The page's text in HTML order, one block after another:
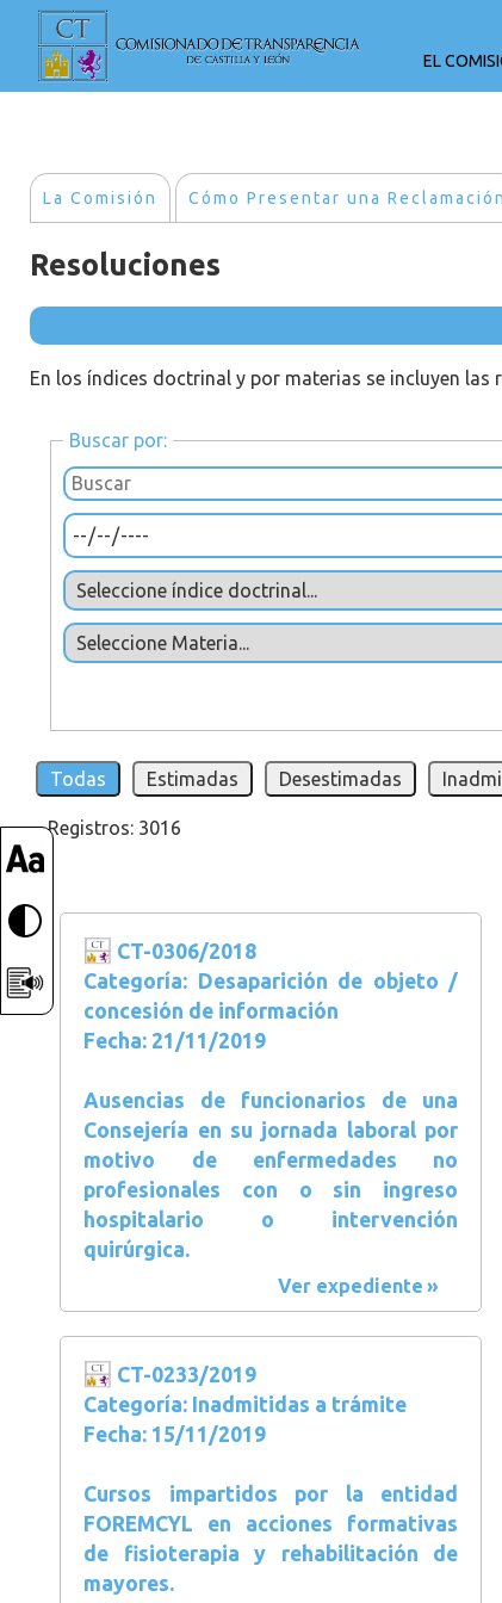
EL
La Comisión Cómo Presentar una Reclamación
Resoluciones
En los índices doctrinal y por materias se incluyen
Buscar por:
Todas Estimadas Desestimadas
Registros: 3016
CT-0306/2018
Categoría: Desaparición de objeto /
concesión de información
Fecha: 21/11/2019
Ausencias de funcionarios de una
Consejería en su jornada laboral por
motivo de enfermedades no
profesionales con o sin ingreso
hospitalario o intervención
quirúrgica.
Ver expediente
CT-0233/2019
Categoría: Inadmitidas a trámite
Fecha: 15/11/2019
Cursos impartidos por la entidad
FOREMCYL en acciones formativas
de fisioterapia y rehabilitación de
mayores.